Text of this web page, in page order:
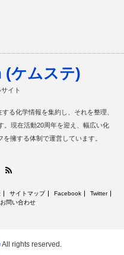
(ケムステ)
イト
る化学情報を集約し、それを整理、
。現在活動20周年を迎え、幅広い化
擁する体制で運営しています。
Facebook
サイトマップ Facebook
Twitter
お問い合わせ
All rights reserved.